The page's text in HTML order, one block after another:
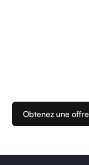
Obtenez une offre